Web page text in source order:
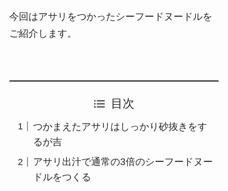
今回はアサリをつかったシーフードヌードルを
ご紹介します。
目次
つかまえたアサリはしっかり砂抜きをす
るが吉
アサリ出汁で通常の3倍のシーフードヌー
ドルをつくる